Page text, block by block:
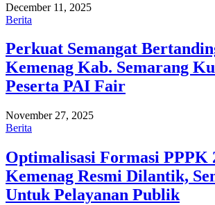
December 11, 2025
Berita
Perkuat Semangat
Kemenag Kab. Semarang
Peserta PAI Fair
November 27, 2025
Berita
Optimalisasi Formasi PPPK
Kemenag Resmi Dilantik,
Untuk Pelayanan Publik